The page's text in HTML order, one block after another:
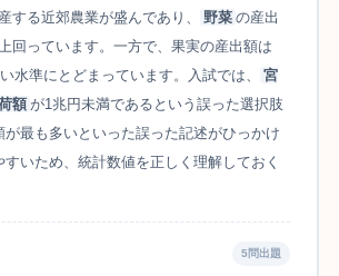
する近郊農業が盛んであり、 野菜 の産出
回っています。一方で、果実の産出額は
水準にとどまっています。入試では、
宮
額 が1兆円未満であるという誤った選択肢
が最も多いといった誤った記述がひっかけ
すいため、統計数値を正しく理解しておく
5問出題